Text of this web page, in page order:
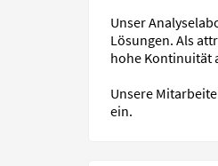
Unser
Lösungen. Als
hohe Kontinuität
Unsere
ein.